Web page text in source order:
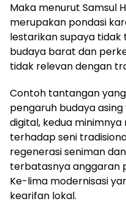
Maka menurut Samsul
merupakan pondasi
lestarikan supaya
budaya barat dan
tidak relevan dengan
Contoh tantangan
pengaruh budaya
digital, kedua
terhadap seni
regenerasi seniman
terbatasnya anggaran
Ke-lima modernisasi
kearifan lokal.